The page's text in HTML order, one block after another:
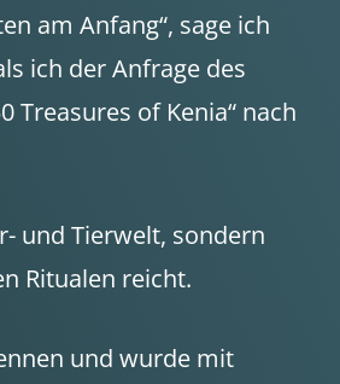
am Anfang“, sage ich
ich der Anfrage des
Treasures of Kenia“ nach
und Tierwelt, sondern
Ritualen reicht.
und wurde mit